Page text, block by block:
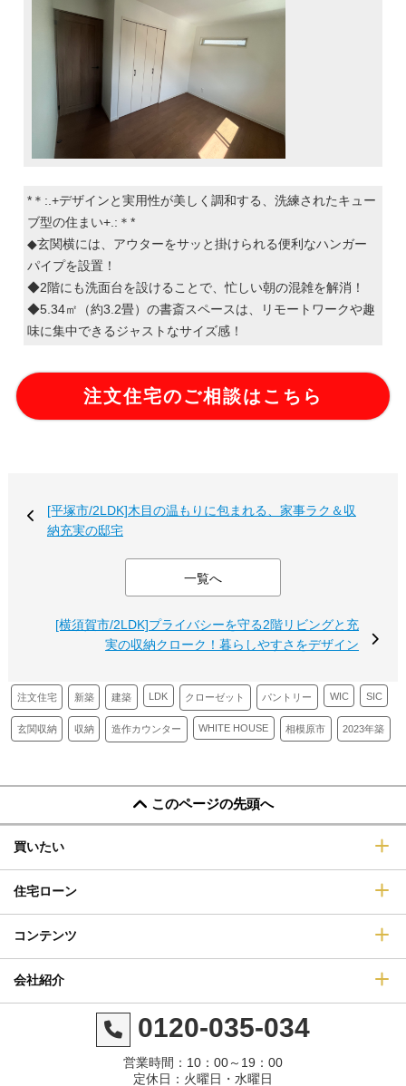
*＊:.+デザインと実用性が美しく調和する、洗練されたキュー
ブ型の住まい+.:＊*
◆玄関横には、アウターをサッと掛けられる便利なハンガー
パイプを設置！
◆2階にも洗面台を設けることで、忙しい朝の混雑を解消！
◆5.34㎡（約3.2畳）の書斎スペースは、リモートワークや趣
味に集中できるジャストなサイズ感！
注文住宅のご相談はこちら
[平塚市/2LDK]木目の温もりに包まれる、家事ラク＆収
納充実の邸宅
一覧へ
[横須賀市/2LDK]プライバシーを守る2階リビングと充
実の収納クローク！暮らしやすさをデザイン
注文住宅 新築 建築 LDK クローゼット パントリー WIC SIC
玄関収納 収納 造作カウンター WHITE HOUSE 相模原市 2023年築
このページの先頭へ
買いたい
住宅ローン
コンテンツ
会社紹介
0120-035-034
営業時間：10：00～19：00
定休日：火曜日・水曜日